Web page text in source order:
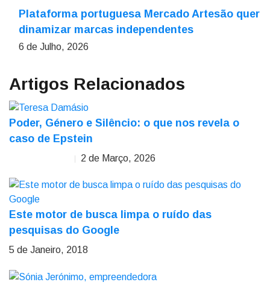
Plataforma portuguesa Mercado Artesão quer
dinamizar marcas independentes
6 de Julho, 2026
Artigos Relacionados
Poder, Género e Silêncio: o que nos revela o
caso de Epstein
2 de Março, 2026
Este motor de busca limpa o ruído das
pesquisas do Google
5 de Janeiro, 2018